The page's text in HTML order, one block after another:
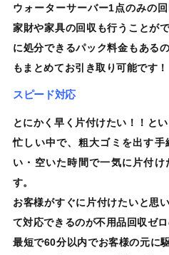
ウォーターサーバー1点のみの
家財や家具の回収も行うことが
に処分できるパック料金もある
もまとめてお引き取り可能です！
スピード対応
とにかく早く片付けたい！！と
忙しい中で、粗大ゴミを出す
い・空いた時間で一気に片付け
す。
お客様がすぐに片付けたいと思
て対応できるのが不用品回収ゼ
最短で60分以内でお客様の元に